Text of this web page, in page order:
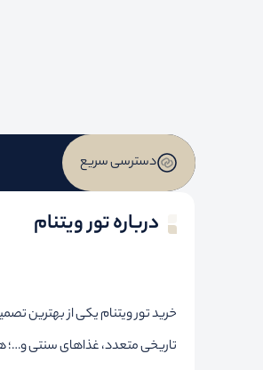
دسترسی سریع
درباره تور ویتنام
خرید تور ویتنام یکی از بهترین
تاریخی متعدد، غذاهای سنتی و…؛